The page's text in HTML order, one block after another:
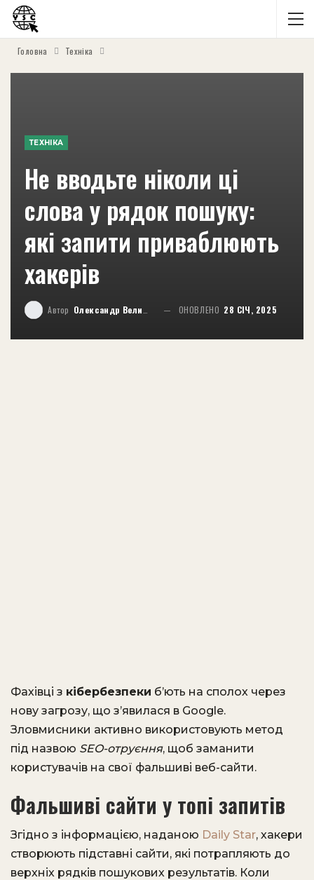
Головна Техніка
ТЕХНІКА
Не вводьте ніколи ці
слова у рядок пошуку:
які запити приваблюють
хакерів
Автор Олександр Великий ОНОВЛЕНО 28 СІЧ, 2025
Фахівці з кібербезпеки б’ють на сполох через
нову загрозу, що з’явилася в Google.
Зловмисники активно використовують метод
під назвою SEO-отруєння, щоб заманити
користувачів на свої фальшиві веб-сайти.
Фальшиві сайти у топі запитів
Згідно з інформацією, наданою Daily Star, хакери
створюють підставні сайти, які потрапляють до
верхніх рядків пошукових результатів. Коли